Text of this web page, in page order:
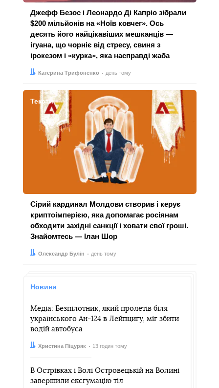
Джефф Безос і Леонардо Ді Капріо зібрали
$200 мільйонів на «Ноїв ковчег». Ось
десять його найцікавіших мешканців —
ігуана, що чорніє від стресу, свиня з
ірокезом і «курка», яка насправді жаба
Автор:Катерина Трифоненко
Дата: день тому
Тексти
Сірий кардинал Молдови створив і керує
криптоімперією, яка допомагає росіянам
обходити західні санкції і ховати свої гроші.
Знайомтесь — Ілан Шор
Автор:
Олександр Булін
Дата: день тому
Новини
Медіа: Безпілотник, який пролетів біля
українського Ан-124 в Лейпцигу, міг збити
водій автобуса
Автор:
Христина Піцуряк
Дата: 13 годин тому
В Острівках і Волі Островецькій на Волині
завершили ексгумацію тіл